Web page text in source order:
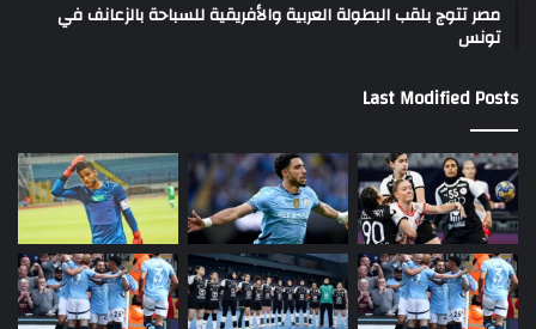
مصر تتوج بلقب البطولة العربية والأفريقية للسباحة بالزعانف في
تونس
Last Modified Posts